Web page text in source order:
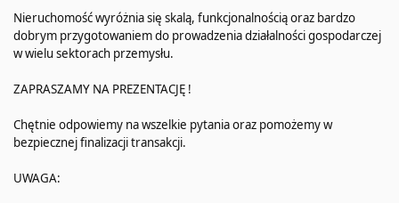
Nieruchomość wyróżnia się skalą, funkcjonalnością oraz bardzo
dobrym przygotowaniem do prowadzenia działalności gospodarczej
w wielu sektorach przemysłu.
ZAPRASZAMY NA PREZENTACJĘ !
Chętnie odpowiemy na wszelkie pytania oraz pomożemy w
bezpiecznej finalizacji transakcji.
UWAGA: